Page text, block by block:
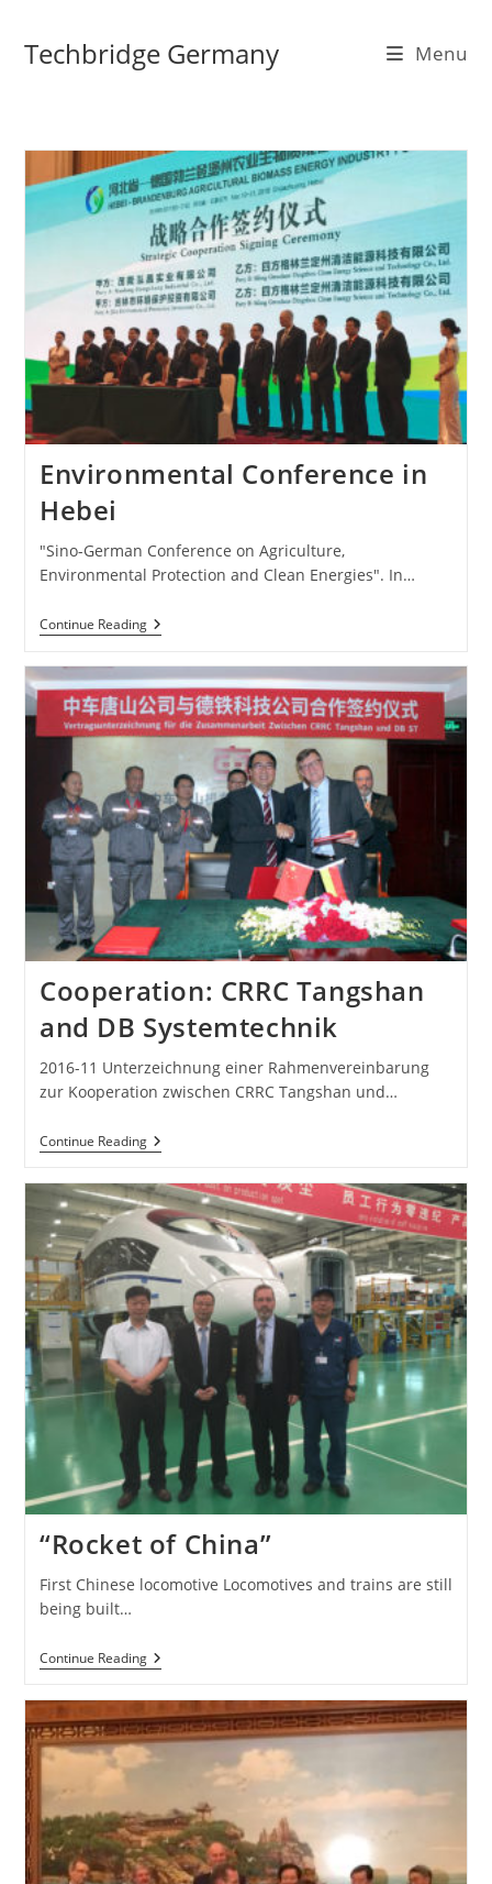
content
Techbridge Germany Menu
Environmental Conference in
Hebei
"Sino-German Conference on Agriculture,
Environmental Protection and Clean Energies". In…
Continue ReadingEnvironmental
Conference
Hebei
Cooperation: CRRC Tangshan
and DB Systemtechnik
2016-11 Unterzeichnung einer Rahmenvereinbarung
zur Kooperation zwischen CRRC Tangshan und…
Continue ReadingCooperation:
CRRC
And
DB
Systemtechnik
“Rocket of China”
First Chinese locomotive Locomotives and trains are still
being built…
Continue Reading“Rocket
Of